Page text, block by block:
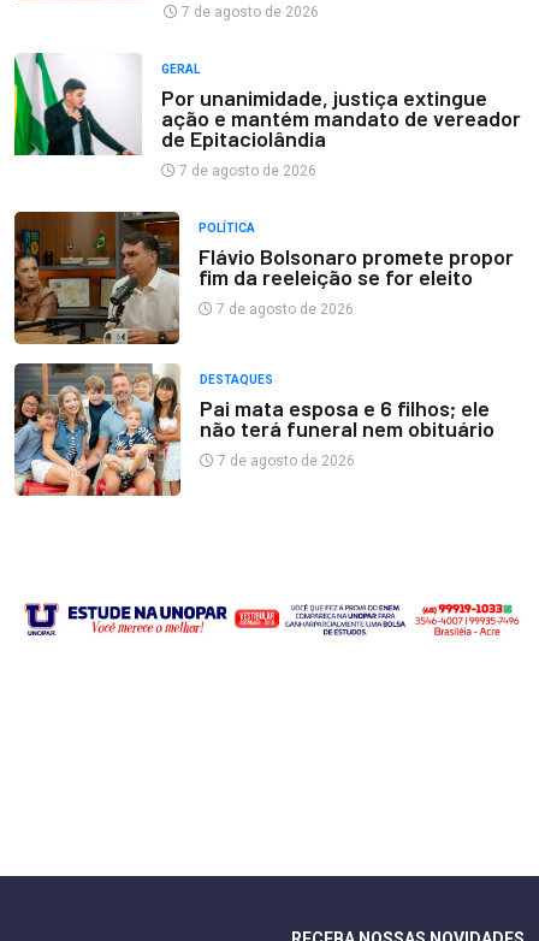
7 de agosto de 2026
GERAL
Por unanimidade, justiça extingue
ação e mantém mandato de vereador
de Epitaciolândia
7 de agosto de 2026
POLÍTICA
Flávio Bolsonaro promete propor
fim da reeleição se for eleito
7 de agosto de 2026
DESTAQUES
Pai mata esposa e 6 filhos; ele
não terá funeral nem obituário
7 de agosto de 2026